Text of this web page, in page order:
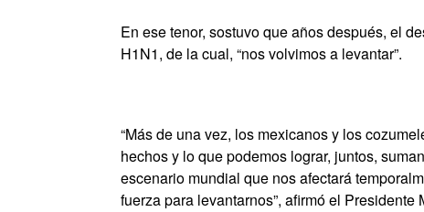
En ese tenor, sostuvo que años después, el
H1N1, de la cual, “nos volvimos a levantar”.
“Más de una vez, los mexicanos y los
hechos y lo que podemos lograr, juntos,
escenario mundial que nos afectará
fuerza para levantarnos”, afirmó el Presidente